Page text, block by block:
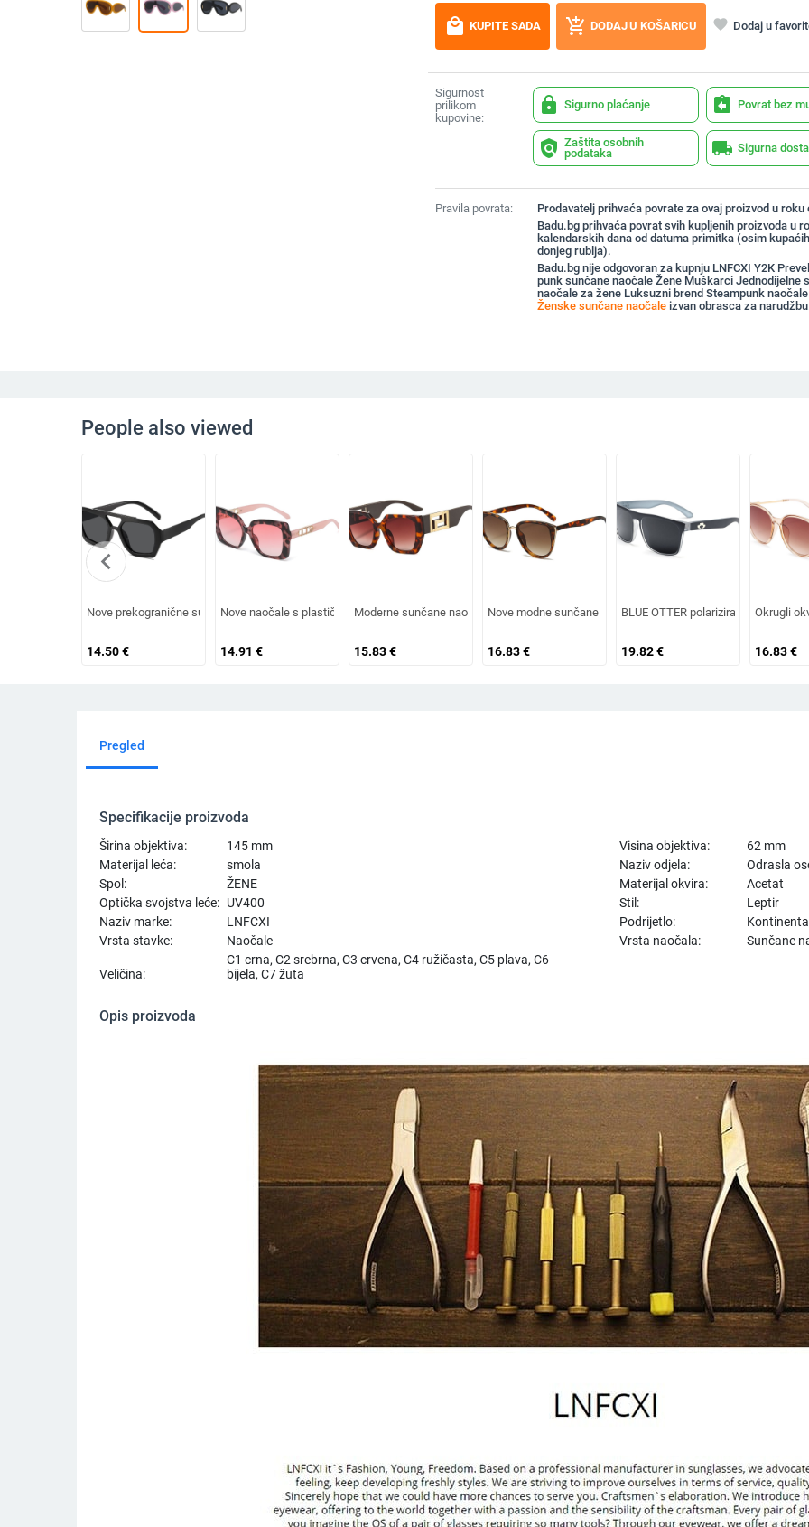
local_mall KUPITE SADA add_shopping_cart DODAJ U KOŠARICU favorite Dodaj u
Sigurnost
prilikom
kupovine:
lock Sigurno plaćanje assignment_return Povrat bez
policy Zaštita osobnih
podataka
local_shipping Sigurna
Pravila povrata:
Prodavatelj prihvaća povrate za ovaj proizvod u roku
Badu.bg prihvaća povrat svih kupljenih proizvoda u
kalendarskih dana od datuma primitka (osim
donjeg rublja).
Badu.bg nije odgovoran za kupnju LNFCXI Y2K
punk sunčane naočale Žene Muškarci Jednodijelne
naočale za žene Luksuzni brend Steampunk
Ženske sunčane naočaleizvan obrasca za
People also viewed
Nove prekogranične sunčane naočale s dvostrukim mostom nepravilnog oblika, europski i američki stil, popularne, moderne sunčane
14.50€
Nove naočale s plastičnim okvirom, europski i američki modni trendovi s velikim okvirom, sunčane naočale za
14.91 €
Moderne sunčane naočale velikih dimenzija u europskom i američkom stilu, ženske
15.83€
Nove modne sunčane naočale 2026. s okvirom u obliku
16.83€
BLUE OTTER polarizirane sunčane
19.82€
Okrugli
16.83€
chevron_left
Pregled
Specifikacije proizvoda
Širina objektiva: 145 mm Visina objektiva:
62 mm
Materijal leća:
smola Naziv odjela:
Odrasla
Spol:
ŽENE Materijal okvira:
Acetat
Optička svojstva leće: UV400 Stil:
Leptir
Naziv marke:
LNFCXI Podrijetlo:
Vrsta stavke:
Naočale Vrsta naočala: Sunčane
Veličina:
C1 crna, C2 srebrna, C3 crvena, C4 ružičasta, C5 plava, C6
bijela, C7 žuta
Opis proizvoda